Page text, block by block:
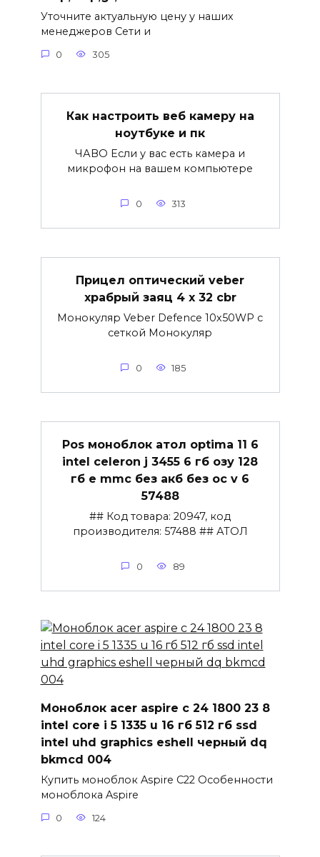
Уточните актуальную цену у наших
менеджеров Сети и
0 305
Как настроить веб камеру на
ноутбуке и пк
ЧАВО Если у вас есть камера и
микрофон на вашем компьютере
0 313
Прицел оптический veber
храбрый заяц 4 x 32 cbr
Монокуляр Veber Defence 10х50WP с
сеткой Монокуляр
0 185
Pos моноблок атол optima 11 6
intel celeron j 3455 6 гб озу 128
гб e mmc без акб без ос v 6
57488
## Код товара: 20947, код
производителя: 57488 ## АТОЛ
0 89
Моноблок acer aspire c 24 1800 23 8
intel core i 5 1335 u 16 гб 512 гб ssd
intel uhd graphics eshell черный dq
bkmcd 004
Купить моноблок Aspire C22 Особенности
моноблока Aspire
0 124